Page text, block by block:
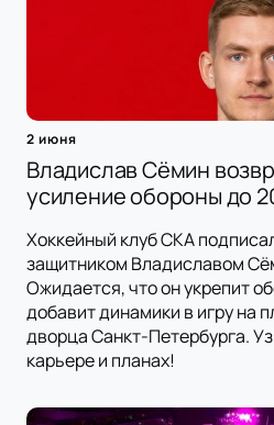
2 июня
Владислав Сёмин
усиление обороны до
Хоккейный клуб СКА
защитником Владиславом
Ожидается, что он укрепит
добавит динамики в игру на
дворца Санкт-Петербурга.
карьере и планах!